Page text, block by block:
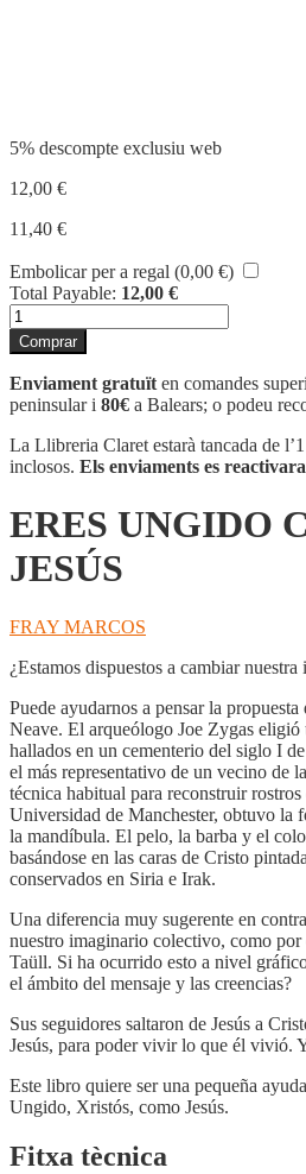
5% descompte exclusiu web
12,00 €
11,40 €
Embolicar per a regal (0,00 €)
Total Payable: 12,00 €
quantitat
de
ERES
UNGIDO
COMO
JESÚS
Comprar
Enviament gratuït en comandes
peninsular i 80€ a Balears; o podeu
La Llibreria Claret estarà tancada de
inclosos. Els enviaments es
ERES UNGIDO
JESÚS
FRAY MARCOS
¿Estamos dispuestos a cambiar nuestra
Puede ayudarnos a pensar la
Neave. El arqueólogo Joe Zygas eligió
hallados en un cementerio del siglo I
el más representativo de un vecino de
técnica habitual para reconstruir
Universidad de Manchester, obtuvo la
la mandíbula. El pelo, la barba y el
basándose en las caras de Cristo
conservados en Siria e Irak.
Una diferencia muy sugerente en
nuestro imaginario colectivo, como
Taüll. Si ha ocurrido esto a nivel
el ámbito del mensaje y las creencias?
Sus seguidores saltaron de Jesús a
Jesús, para poder vivir lo que él vivió.
Este libro quiere ser una pequeña
Ungido, Xristós, como Jesús.
Fitxa tècnica